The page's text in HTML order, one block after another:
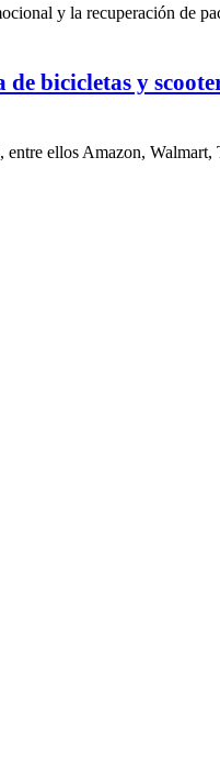
y la recuperación de
bicicletas y
ellos Amazon,